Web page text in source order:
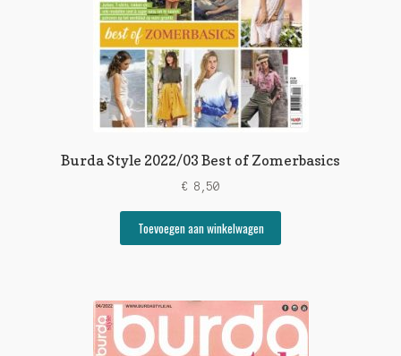
Burda Style 2022/03 Best of Zomerbasics
€ 8,50
Toevoegen aan winkelwagen